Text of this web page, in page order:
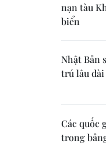
nạn tàu
biển
Nhật Bản
trú lâu dài
Các quốc
trong